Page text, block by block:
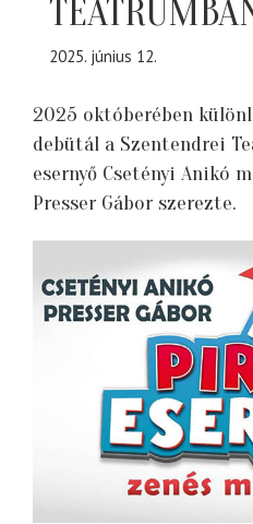
2025. június 12.
2025 októberében
debütál a Szentendrei
esernyő Csetényi Anikó
Presser Gábor szerezte.